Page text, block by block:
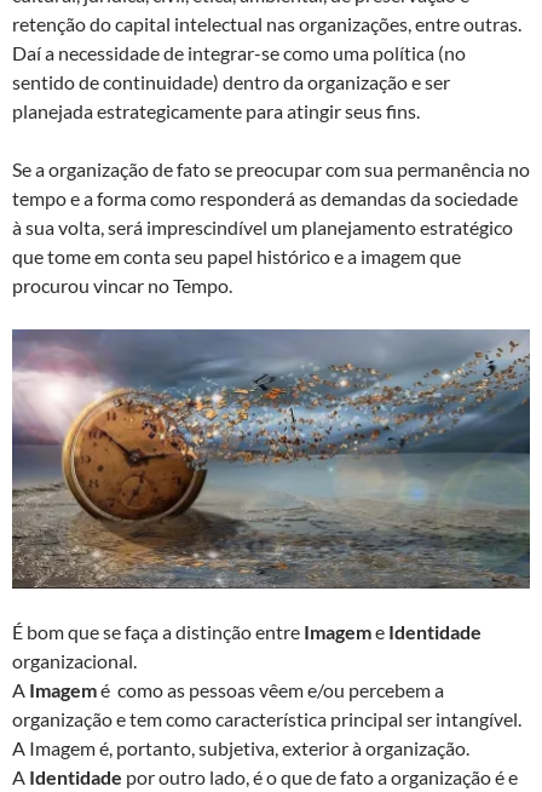
retenção do capital intelectual nas organizações, entre outras.
Daí a necessidade de integrar-se como uma política (no
sentido de continuidade) dentro da organização e ser
planejada estrategicamente para atingir seus fins.
Se a organização de fato se preocupar com sua permanência no
tempo e a forma como responderá as demandas da sociedade
à sua volta, será imprescindível um planejamento estratégico
que tome em conta seu papel histórico e a imagem que
procurou vincar no Tempo.
É bom que se faça a distinção entre Imageme Identidade
organizacional.
A Imagemé como as pessoas vêem e/ou percebem a
organização e tem como característica principal ser intangível.
A Imagem é, portanto, subjetiva, exterior à organização.
A Identidade por outro lado, é o que de fato a organização é e